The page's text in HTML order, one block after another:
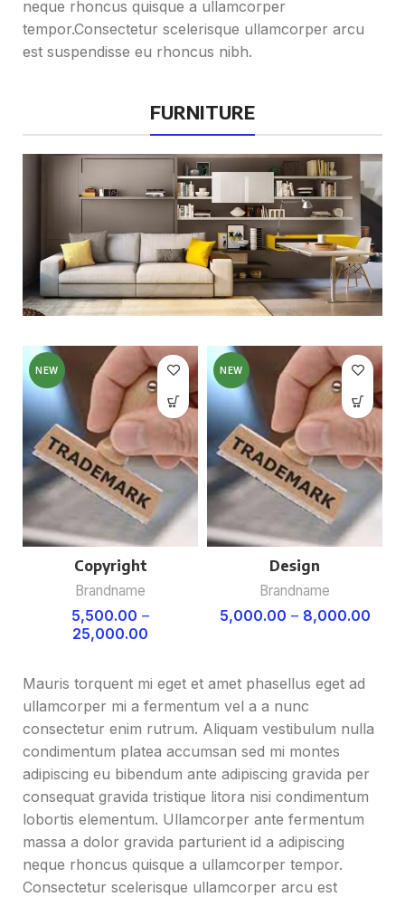
neque rhoncus quisque a ullamcorper
tempor.Consectetur scelerisque ullamcorper arcu
est suspendisse eu rhoncus nibh.
FURNITURE
NEW
Copyright
Brandname
5,500.00 –
25,000.00
NEW
Design
Brandname
5,000.00 – 8,000.00
Mauris torquent mi eget et amet phasellus eget ad
ullamcorper mi a fermentum vel a a nunc
consectetur enim rutrum. Aliquam vestibulum nulla
condimentum platea accumsan sed mi montes
adipiscing eu bibendum ante adipiscing gravida per
consequat gravida tristique litora nisi condimentum
lobortis elementum. Ullamcorper ante fermentum
massa a dolor gravida parturient id a adipiscing
neque rhoncus quisque a ullamcorper tempor.
Consectetur scelerisque ullamcorper arcu est